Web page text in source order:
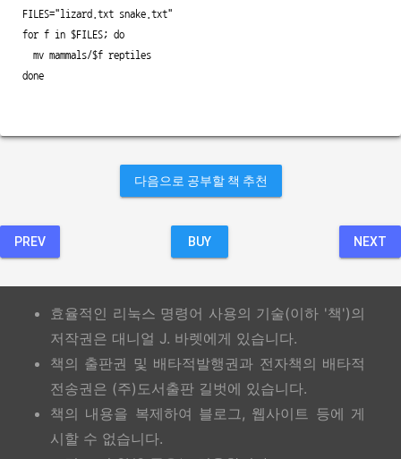
FILES="lizard.txt snake.txt"
for f in $FILES; do
done
다음으로 공부할 책 추천
PREV BUY NEXT
효율적인 리눅스 명령어 사용의 기술(이하 '책')의
저작권은 대니얼 J. 바렛에게 있습니다.
책의 출판권 및 배타적발행권과 전자책의 배타적
전송권은 (주)도서출판 길벗에 있습니다.
책의 내용을 복제하여 블로그, 웹사이트 등에 게
시할 수 없습니다.